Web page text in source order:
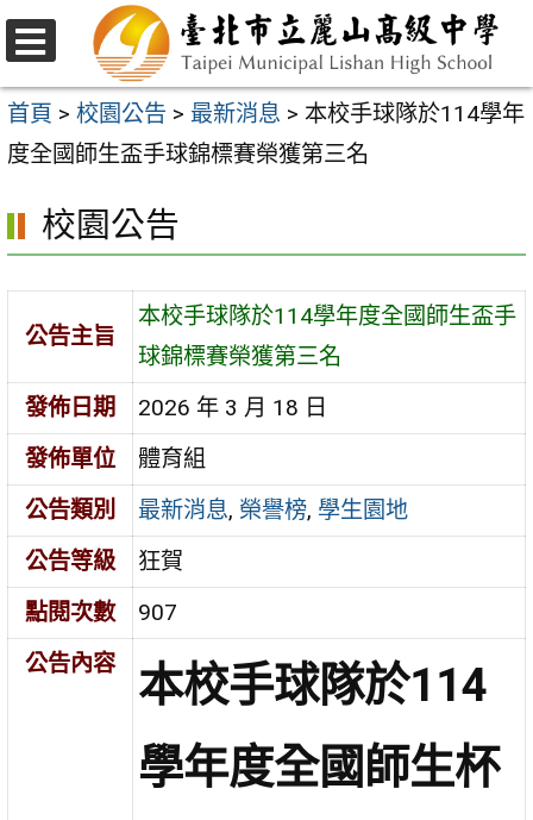
跳
至
主
要
容
區
選
單
首頁 > 校園公告 > 最新消息 > 本校手球隊於114學年
度全國師生盃手球錦標賽榮獲第三名
校園公告
公告主旨
本校手球隊於114學年度全國師生盃手
球錦標賽榮獲第三名
發佈日期
2026 年 3 月 18 日
發佈單位
體育組
公告類別
最新消息, 榮譽榜, 學生園地
公告等級
狂賀
點閱次數
907
公告內容
本校手球隊於114
學年度全國師生杯